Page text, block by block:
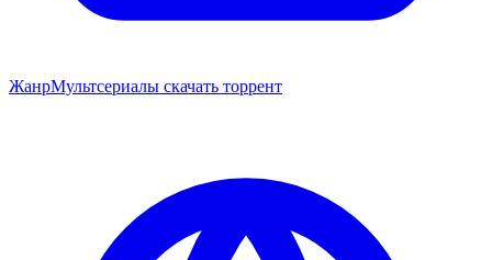
ЖанрМультсериалы скачать торрент